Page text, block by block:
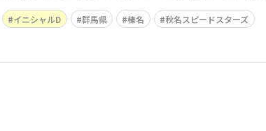
イニシャルD 群馬県 榛名 秋名スピードスターズ